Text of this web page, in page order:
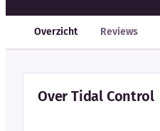
Overzicht Reviews
Over Tidal Control